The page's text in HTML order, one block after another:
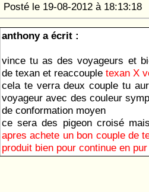
Posté le 19-08-2012 à
anthony a écrit :
vince tu as des voyageurs et
de texan et reaccouple texan X
cela te verra deux couple tu
voyageur avec des couleur
de conformation moyen
ce sera des pigeon croisé
apres achete un bon couple de
produit bien pour continue en